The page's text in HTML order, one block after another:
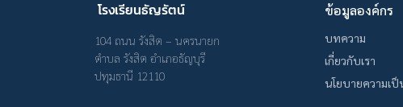
โรงเรียนธัญรัตน์
104 ถนน รังสิต – นครนายก
ตำบล รังสิต อำเภอธัญบุรี
ปทุมธานี 12110
ข้อมูลองค์กร
บทความ
เกี่ยวกับเรา
นโยบายความเ